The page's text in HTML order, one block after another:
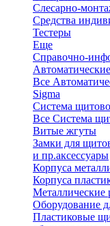
Слесарно-
Средства
Тестеры
Еще
Справочно-
Все
Sigma
Система
Все Система
Витые жгуты
Замки для
и пр.аксессуары
Корпуса
Корпуса
Металлические
Оборудование
Пластиковые